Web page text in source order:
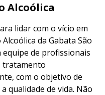
Alcoólica
lidar com o vício em
da Gabata São
equipe de profissionais
tratamento
com o objetivo de
qualidade de vida. Não